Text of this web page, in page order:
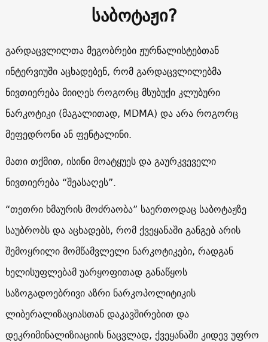
საბოტაჟი?
გარდაცვლილთა მეგობრები ჟურნალისტებთან
ინტერვიუში აცხადებენ, რომ გარდაცვლილებმა
ნივთიერება მიიღეს როგორც მსუბუქი კლუბური
ნარკოტიკი (მაგალითად, MDMA) და არა როგორც
მეფედრონი ან ფენტალინი.
მათი თქმით, ისინი მოატყუეს და გაურკვეველი
ნივთიერება “შეასაღეს”.
“თეთრი ხმაურის მოძრაობა” საერთოდაც საბოტაჟზე
საუბრობს და აცხადებს, რომ ქვეყანაში განგებ არის
შემოყრილი მომწამვლელი ნარკოტიკები, რადგან
ხელისუფლებამ უარყოფითად განაწყოს
საზოგადოებრივი აზრი ნარკოპოლიტიკის
ლიბერალიზაციასთან დაკავშირებით და
დეკრიმინალიზიაციის ნაცვლად, ქვეყანაში კიდევ უფრო